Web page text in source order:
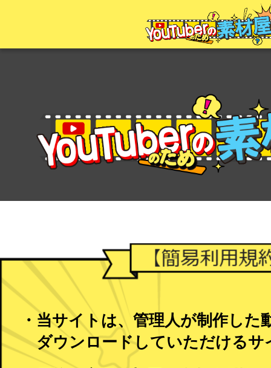
・当サイトは、管理人が制作した
ダウンロードしていただけるサ